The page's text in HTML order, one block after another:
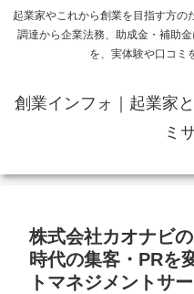
起業家やこれから創業を目指す方
調達から企業法務、助成金・補助
を、実体験や口コミ
創業インフォ｜起業家
ミ
株式会社カオナビ
時代の集客・PRを
トマネジメントサ